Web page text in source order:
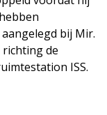
bij Mir.
richting de
ISS.